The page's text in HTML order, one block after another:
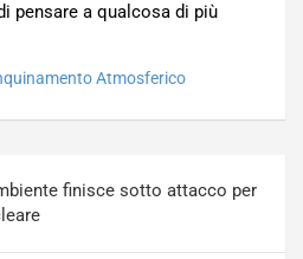
pensare a qualcosa di più
Atmosferico
finisce sotto attacco per